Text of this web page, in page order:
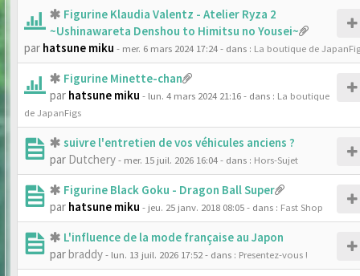
Figurine Klaudia Valentz - Atelier Ryza 2
~Ushinawareta Denshou to Himitsu no Yousei~
par hatsune miku - mer. 6 mars 2024 17:24- dans : La boutique de
Figurine Minette-chan
par hatsune miku - lun. 4 mars 2024 21:16- dans : La boutique
de JapanFigs
suivre l'entretien de vos véhicules anciens ?
par Dutchery- mer. 15 juil. 2026 16:04- dans : Hors-Sujet
Figurine Black Goku - Dragon Ball Super
par hatsune miku - jeu. 25 janv. 2018 08:05- dans : Fast Shop
L'influence de la mode française au Japon
parbraddy- lun. 13 juil. 2026 17:52- dans : Presentez-vous !